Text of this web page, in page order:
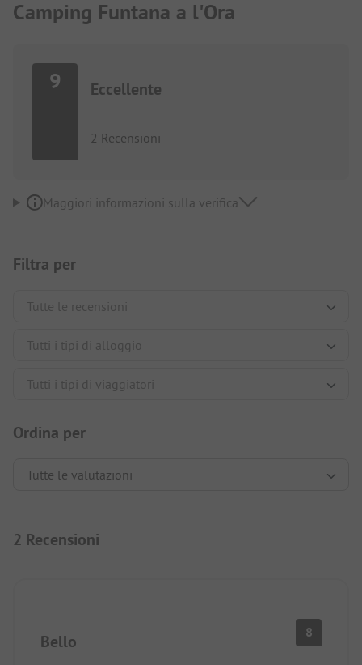
Camping Funtana a l'Ora
9 Eccellente
2 Recensioni
Maggiori informazioni sulla verifica
Filtra per
Ordina per
2 Recensioni
Bello 8